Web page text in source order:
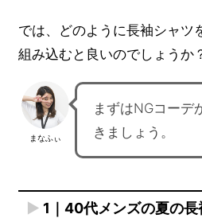
では、どのように長袖シャツ
組み込むと良いのでしょうか
まなふぃ
まずはNGコーデ
きましょう。
1｜40代メンズの夏の